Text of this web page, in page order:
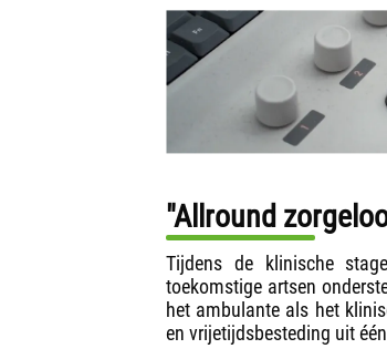
"Allround
Tijdens de klinische
toekomstige artsen
het ambulante als het
en vrijetijdsbesteding uit